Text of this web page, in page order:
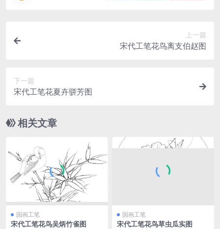
上一篇
宋代工笔花鸟离支伯赵图
下一篇
宋代工笔花夏卉骈芳图
相关文章
国画工笔
宋代工笔花鸟吴炳竹雀图
国画工笔
宋代工笔花鸟草虫瓜实图